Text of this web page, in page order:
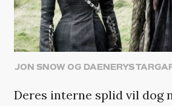
JON SNOW OG DAENERYS
Deres interne splid vil dog